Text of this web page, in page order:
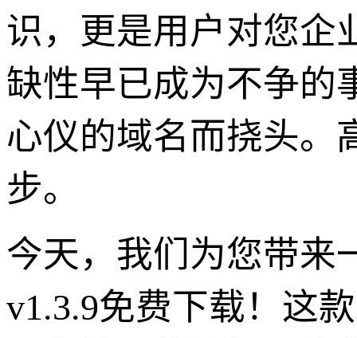
识，更是用户对您企
缺性早已成为不争的
心仪的域名而挠头。
步。
今天，我们为您带
v1.3.9免费下载！这